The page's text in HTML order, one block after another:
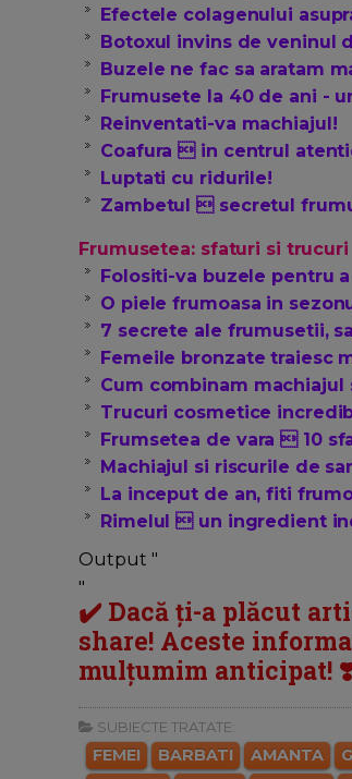
Efectele colagenului
Botoxul invins de veninul
Buzele ne fac sa aratam
Frumusete la 40 de ani -
Reinventati-va machiajul!
Coafura  in centrul
Luptati cu ridurile!
Zambetul  secretul
Frumusetea: sfaturi si trucuri
Folositi-va buzele pentru
O piele frumoasa in
7 secrete ale frumusetii,
Femeile bronzate traiesc
Cum combinam machiajul
Trucuri cosmetice
Frumsetea de vara  10
Machiajul si riscurile de
La inceput de an, fiti
Rimelul  un ingredient
Output "
"
✔️ Dacă ți-a plăcut
share! Aceste
mulțumim anticipat!
SUBIECTE TRATATE:
FEMEI BARBATI AMANTA